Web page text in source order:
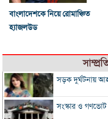
বাংলাদেশকে নিয়ে রোমাঞ্চিত
হ্যাজলউড
সড়ক দুর্ঘটনায়
সংস্কার ও